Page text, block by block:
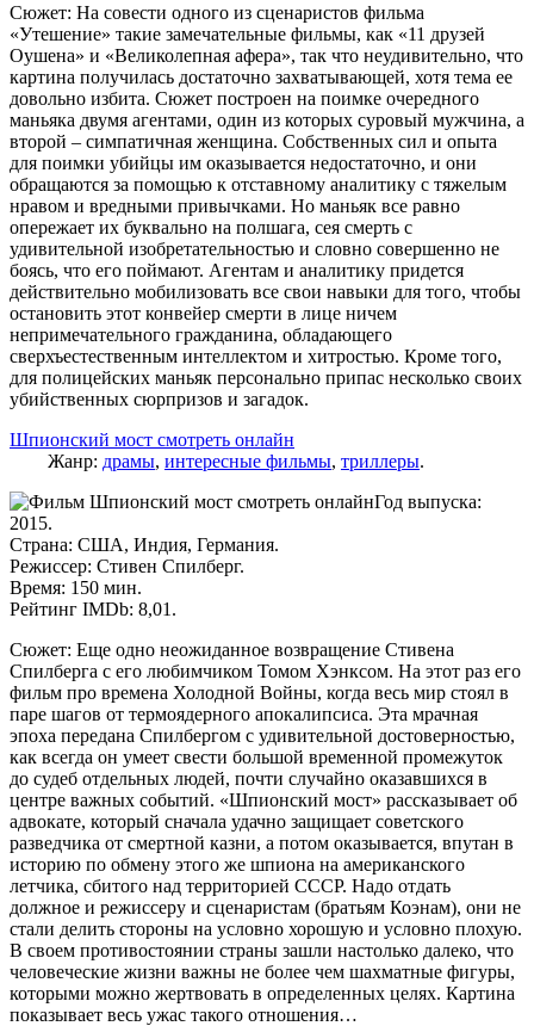
Сюжет: На совести одного из сценаристов фильма
«Утешение» такие замечательные фильмы, как «11 друзей
Оушена» и «Великолепная афера», так что неудивительно, что
картина получилась достаточно захватывающей, хотя тема ее
довольно избита. Сюжет построен на поимке очередного
маньяка двумя агентами, один из которых суровый мужчина, а
второй – симпатичная женщина. Собственных сил и опыта
для поимки убийцы им оказывается недостаточно, и они
обращаются за помощью к отставному аналитику с тяжелым
нравом и вредными привычками. Но маньяк все равно
опережает их буквально на полшага, сея смерть с
удивительной изобретательностью и словно совершенно не
боясь, что его поймают. Агентам и аналитику придется
действительно мобилизовать все свои навыки для того, чтобы
остановить этот конвейер смерти в лице ничем
непримечательного гражданина, обладающего
сверхъестественным интеллектом и хитростью. Кроме того,
для полицейских маньяк персонально припас несколько своих
убийственных сюрпризов и загадок.
Шпионский мост смотреть онлайн
Жанр: драмы, интересные фильмы, триллеры.
Год выпуска:
2015.
Страна: США, Индия, Германия.
Режиссер: Стивен Спилберг.
Время: 150 мин.
Рейтинг IMDb: 8,01.
Сюжет: Еще одно неожиданное возвращение Стивена
Спилберга с его любимчиком Томом Хэнксом. На этот раз его
фильм про времена Холодной Войны, когда весь мир стоял в
паре шагов от термоядерного апокалипсиса. Эта мрачная
эпоха передана Спилбергом с удивительной достоверностью,
как всегда он умеет свести большой временной промежуток
до судеб отдельных людей, почти случайно оказавшихся в
центре важных событий. «Шпионский мост» рассказывает об
адвокате, который сначала удачно защищает советского
разведчика от смертной казни, а потом оказывается, впутан в
историю по обмену этого же шпиона на американского
летчика, сбитого над территорией СССР. Надо отдать
должное и режиссеру и сценаристам (братьям Коэнам), они не
стали делить стороны на условно хорошую и условно плохую.
В своем противостоянии страны зашли настолько далеко, что
человеческие жизни важны не более чем шахматные фигуры,
которыми можно жертвовать в определенных целях. Картина
показывает весь ужас такого отношения…